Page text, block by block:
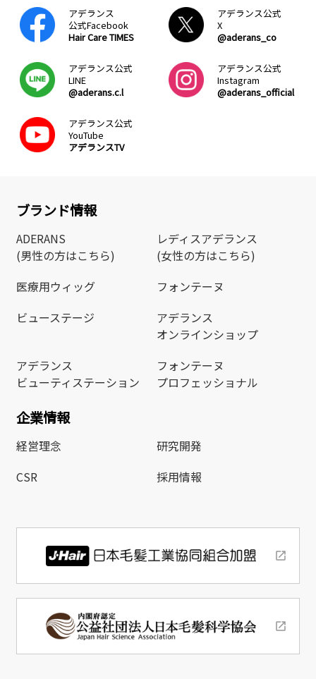
アデランス
公式Facebook
Hair Care TIMES
アデランス公式
X
@aderans_co
アデランス公式
LINE
@aderans.c.l
アデランス公式
Instagram
@aderans_official
アデランス公式
YouTube
アデランスTV
ブランド情報
ADERANS
(男性の方はこちら)
レディスアデランス
(女性の方はこちら)
医療用ウィッグ
フォンテーヌ
ビューステージ
アデランス
オンラインショップ
アデランス
ビューティステーション
フォンテーヌ
プロフェッショナル
企業情報
経営理念
研究開発
CSR
採用情報